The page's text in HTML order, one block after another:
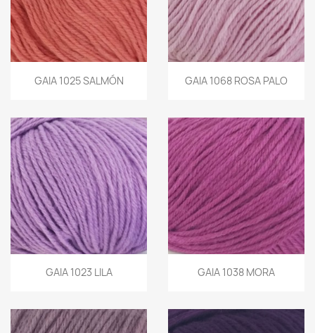
GAIA 1025 SALMÓN GAIA 1068 ROSA PALO
GAIA 1023 LILA GAIA 1038 MORA